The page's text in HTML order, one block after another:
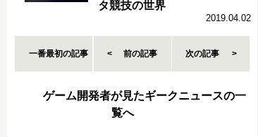
タ競技の世界
2019.04.02
一番最初の記事 前の記事 次の記事
ゲーム開発者が見たギークニュースの一
覧へ